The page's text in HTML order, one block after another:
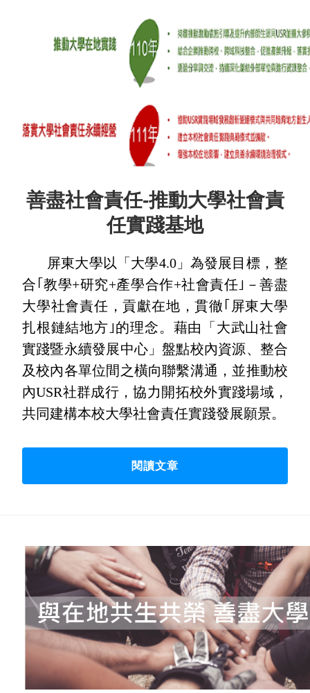
善盡社會責任-推動大學社會責
任實踐基地
屏東大學以「大學4.0」為發展目標，整
合｢教學+研究+產學合作+社會責任｣－善盡
大學社會責任，貢獻在地，貫徹｢屏東大學
扎根鏈結地方｣的理念。藉由「大武山社會
實踐暨永續發展中心」盤點校內資源、整合
及校內各單位間之橫向聯繫溝通，並推動校
內USR社群成行，協力開拓校外實踐場域，
共同建構本校大學社會責任實踐發展願景。
閱讀文章